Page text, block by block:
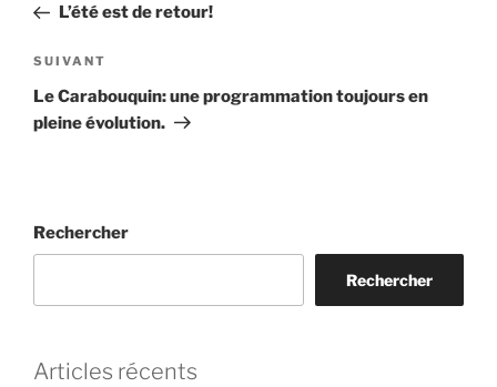
l’article
précédent
L’été est de retour!
Article
suivant
SUIVANT
Le Carabouquin: une programmation toujours en
pleine évolution.
Rechercher
Rechercher
Articles récents